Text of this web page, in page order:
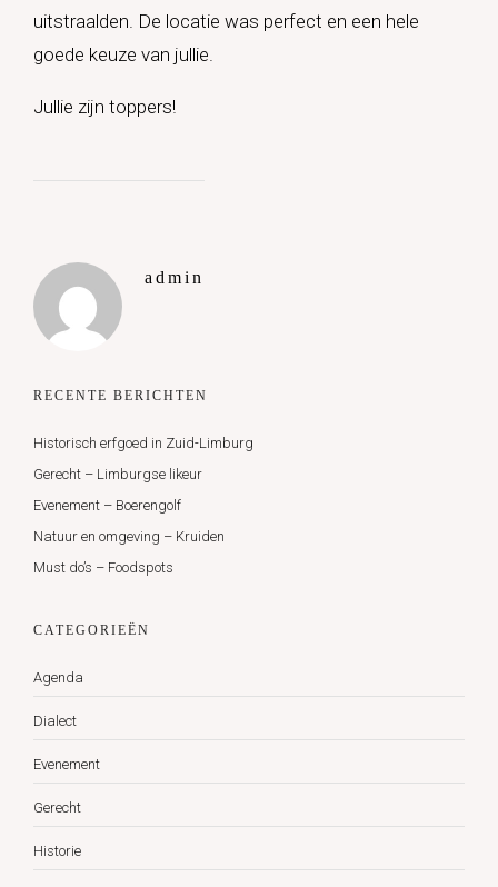
uitstraalden. De locatie was perfect en een hele
goede keuze van jullie.
Jullie zijn toppers!
admin
RECENTE BERICHTEN
Historisch erfgoed in Zuid-Limburg
Gerecht – Limburgse likeur
Evenement – Boerengolf
Natuur en omgeving – Kruiden
Must do’s – Foodspots
CATEGORIEËN
Agenda
Dialect
Evenement
Gerecht
Historie